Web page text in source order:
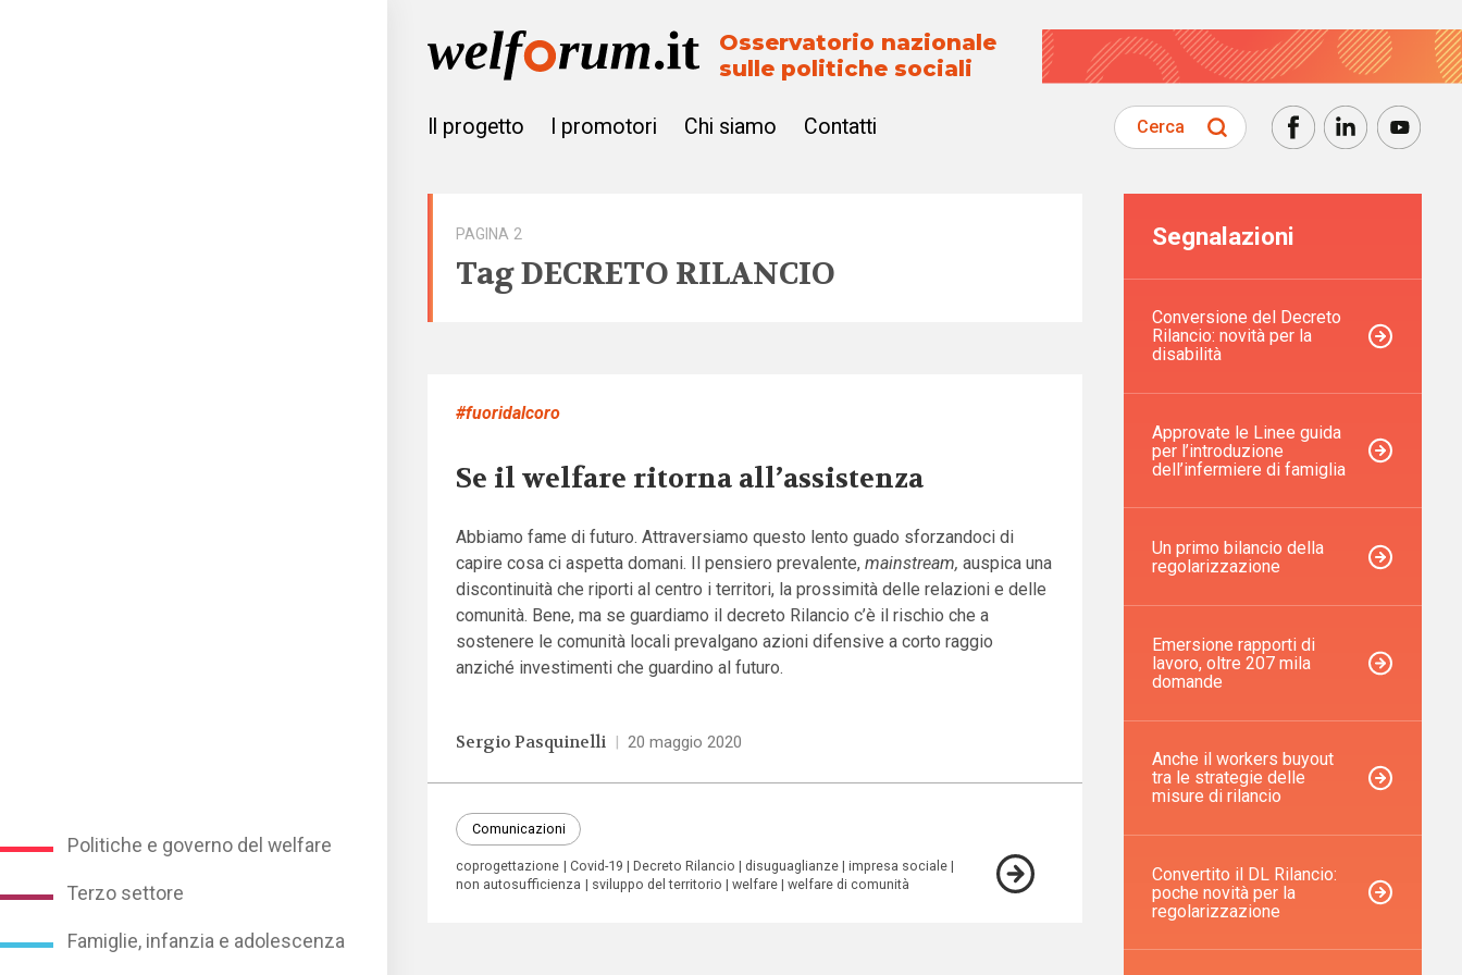
Politiche e governo del welfare
Terzo settore
Famiglie, infanzia e adolescenza
Osservatorio nazionale
sulle politiche sociali
Il progetto I promotori Chi siamo Contatti Cerca
PAGINA 2
TagDECRETO RILANCIO
#fuoridalcoro
Se il welfare ritorna all’assistenza
Abbiamo fame di futuro. Attraversiamo questo lento guado sforzandoci di
capire cosa ci aspetta domani. Il pensiero prevalente,mainstream, auspica una
discontinuità che riporti al centro i territori, la prossimità delle relazioni e delle
comunità. Bene, ma se guardiamo il decreto Rilancio c’è il rischio che a
sostenere le comunità locali prevalgano azioni difensive a corto raggio
anziché investimenti che guardino al futuro.
Sergio Pasquinelli | 20 maggio 2020
Comunicazioni
coprogettazione Covid-19 Decreto Rilancio disuguaglianze
impresa sociale
non autosufficienza
sviluppo del territorio welfare welfare di comunità
Segnalazioni
Conversione del Decreto
Rilancio: novità per la
disabilità
Approvate le Linee guida
per l’introduzione
dell’infermiere di famiglia
Un primo bilancio della
regolarizzazione
Emersione rapporti di
lavoro, oltre 207 mila
domande
Anche il workers buyout
tra le strategie delle
misure di rilancio
Convertito il DL Rilancio:
poche novità per la
regolarizzazione